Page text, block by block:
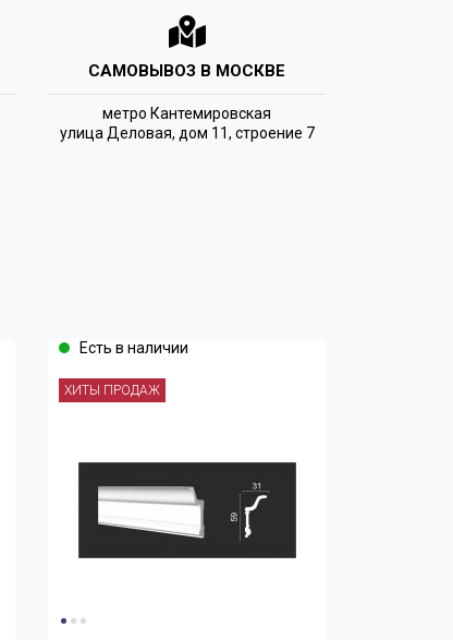
САМОВЫВОЗ В МОСКВЕ
метро Кантемировская
улица Деловая, дом 11, строение 7
Есть в наличии
ХИТЫ ПРОДАЖ